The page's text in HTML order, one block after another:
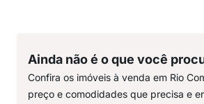
Ainda não é o que você
Confira os imóveis à venda em Rio
preço e comodidades que precisa e